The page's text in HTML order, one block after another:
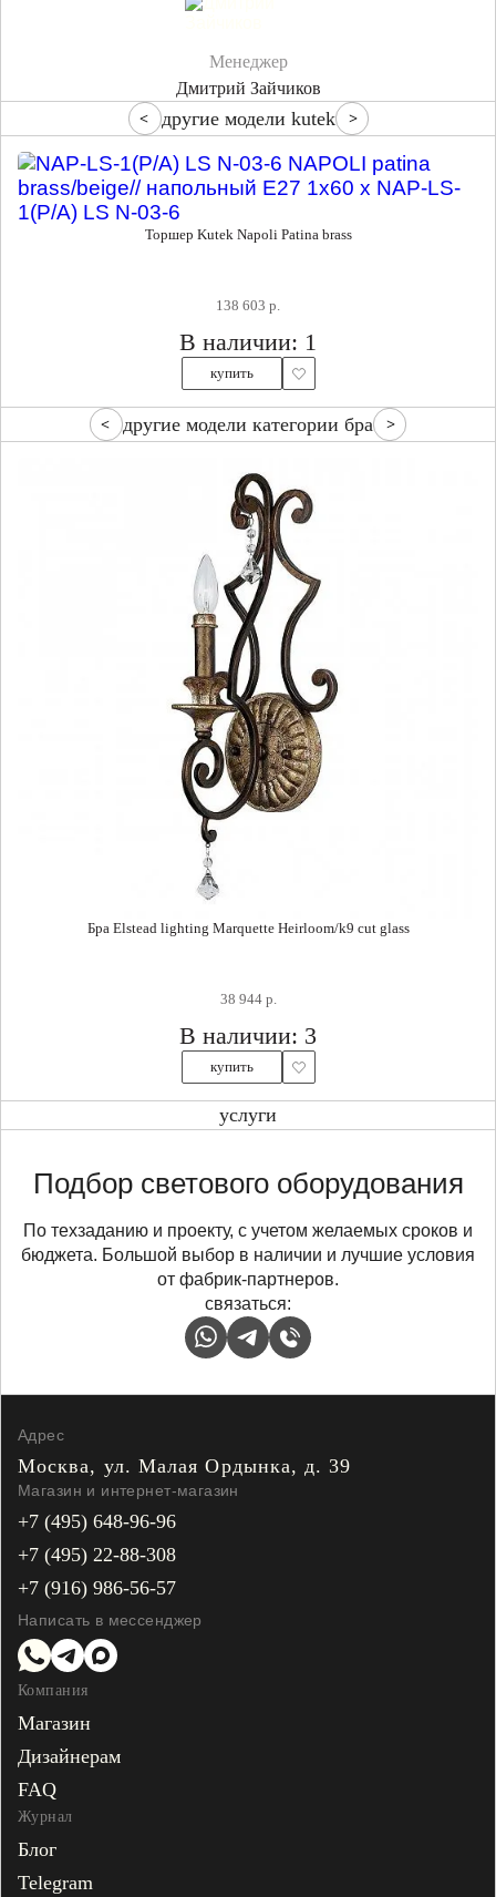
Менеджер
Дмитрий Зайчиков
другие модели kutek
Торшер Kutek Napoli Patina brass
138 603 р.
В наличии: 1
купить
другие модели категории бра
Бра Elstead lighting Marquette Heirloom/k9 cut glass
38 944 р.
В наличии: 3
купить
услуги
Подбор светового оборудования
По техзаданию и проекту, с учетом желаемых сроков и
бюджета. Большой выбор в наличии и лучшие условия
от фабрик-партнеров.
связаться:
Адрес
Москва, ул. МалаяОрдынка, д. 39
Магазин и интернет-магазин
+7 (495) 648-96-96
+7 (495) 22-88-308
+7 (916) 986-56-57
Написать в мессенджер
Компания
Магазин
Дизайнерам
FAQ
Журнал
Блог
Telegram